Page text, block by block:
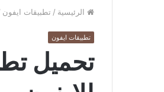
الرئيسية / تطبيقات ايفون
تطبيقات ايفون
تحميل